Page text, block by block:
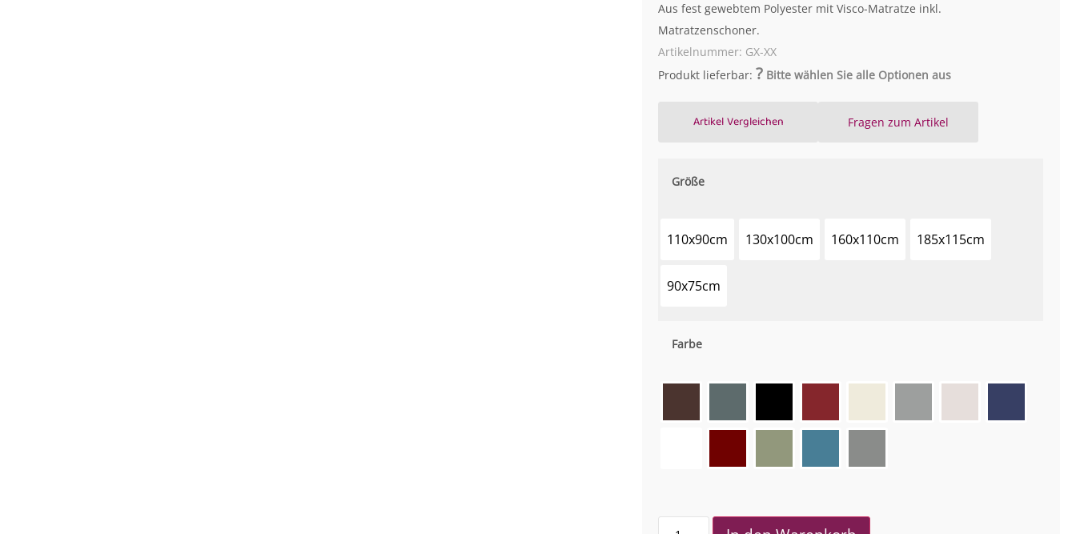
Aus fest gewebtem Polyester mit Visco-Matratze inkl.
Matratzenschoner.
Artikelnummer: GX-XX
Produkt lieferbar:? Bitte wählen Sie alle Optionen aus
Artikel Vergleichen Fragen zum Artikel
Größe
110x90cm 130x100cm 160x110cm 185x115cm
90x75cm
Farbe